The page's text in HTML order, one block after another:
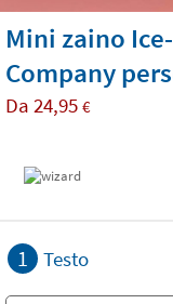
Mini zaino
Company
Da 24,95 €
1 Testo